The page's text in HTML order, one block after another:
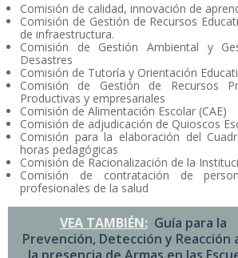
Comisión de calidad, innovación de
Comisión de Gestión de Recursos
de infraestructura.
Comisión de Gestión Ambiental y
Desastres
Comisión de Tutoría y Orientación
Comisión de Gestión de Recursos
Productivas y empresariales
Comisión de Alimentación Escolar (CAE)
Comisión de adjudicación de Quioscos
Comisión para la elaboración del
horas pedagógicas
Comisión de Racionalización de la
Comisión de contratación de
profesionales de la salud
VEA TAMBIÉN: Guía para la
Prevención, Detección y Reacción